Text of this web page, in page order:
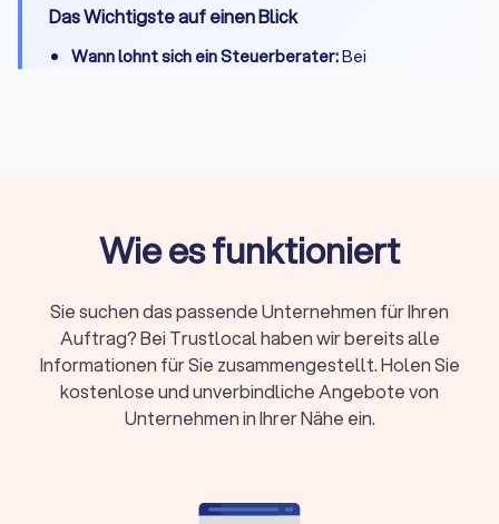
Das Wichtigste auf einen Blick
Wann lohnt sich ein Steuerberater:Bei
Qualifikation:
Bestellung durch
Steuerberaterkammer ist Pflicht, Fachberater-
Online oder vor Ort:Beide Modelle haben
Vorteile – persönlicher Kontakt oder flexible
digitale Zusammenarbeit
Erstgespräch:Viele Kanzleien bieten 15-20
Wie es funktioniert
Sie suchen das passende Unternehmen für Ihren
Auftrag? Bei Trustlocal haben wir bereits alle
Informationen für Sie zusammengestellt. Holen Sie
kostenlose und unverbindliche Angebote von
Unternehmen in Ihrer Nähe ein.